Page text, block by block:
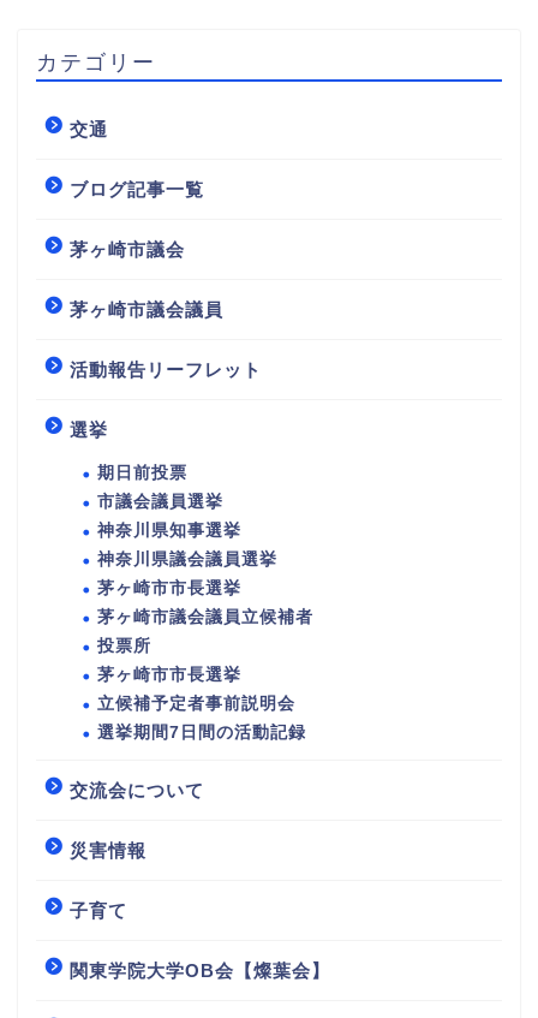
カテゴリー
交通
ブログ記事一覧
茅ヶ崎市議会
茅ヶ崎市議会議員
活動報告リーフレット
選挙
期日前投票
市議会議員選挙
神奈川県知事選挙
神奈川県議会議員選挙
茅ヶ崎市市長選挙
茅ヶ崎市議会議員立候補者
投票所
茅ヶ崎市市長選挙
立候補予定者事前説明会
選挙期間7日間の活動記録
交流会について
災害情報
子育て
関東学院大学OB会【燦葉会】